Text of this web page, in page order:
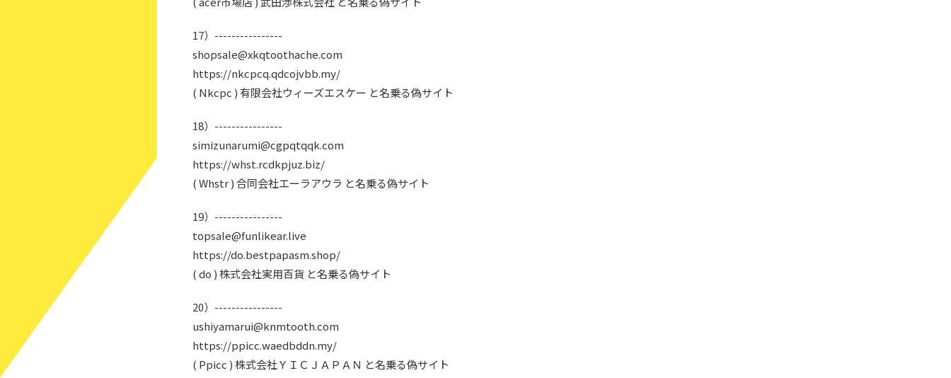
17）----------------
shopsale@xkqtoothache.com
https://nkcpcq.qdcojvbb.my/
( Nkcpc ) 有限会社ウィーズエスケー と名乗る偽サイト
18）----------------
simizunarumi@cgpqtqqk.com
https://whst.rcdkpjuz.biz/
( Whstr ) 合同会社エーラアウラ と名乗る偽サイト
19）----------------
topsale@funlikear.live
https://do.bestpapasm.shop/
( do ) 株式会社実用百貨 と名乗る偽サイト
20）----------------
ushiyamarui@knmtooth.com
https://ppicc.waedbddn.my/
( Ppicc ) 株式会社ＹＩＣＪＡＰＡＮ と名乗る偽サイト